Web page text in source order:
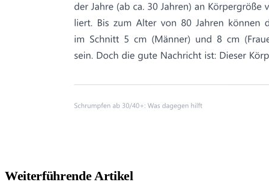
Weiterführende Artikel